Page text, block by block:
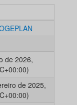
de 2026,
de 2025,